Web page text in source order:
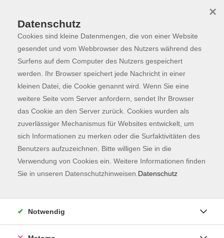
Skip to main content
Programm
Der Kurs konnte nicht gefunden werden.
Kontaktformular
Impressum
AGB
Datenschutzerklärung
Datenschutz
Cookies sind kleine Datenmengen, die von einer Website
gesendet und vom Webbrowser des Nutzers während des
Surfens auf dem Computer des Nutzers gespeichert
werden. Ihr Browser speichert jede Nachricht in einer
kleinen Datei, die Cookie genannt wird. Wenn Sie eine
weitere Seite vom Server anfordern, sendet Ihr Browser
das Cookie an den Server zurück. Cookies wurden als
zuverlässiger Mechanismus für Websites entwickelt, um
sich Informationen zu merken oder die Surfaktivitäten des
Benutzers aufzuzeichnen. Bitte willigen Sie in die
Verwendung von Cookies ein. Weitere Informationen finden
Sie in unseren Datenschutzhinweisen. Datenschutz
×
Notwendig